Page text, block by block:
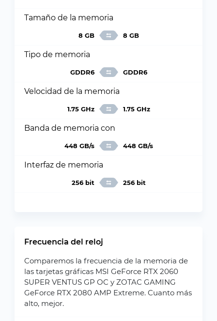
Tamaño de la memoria
8 GB 8 GB
Tipo de memoria
GDDR6 GDDR6
Velocidad de la memoria
1.75 GHz 1.75 GHz
Banda de memoria con
448 GB/s 448 GB/s
Interfaz de memoria
256 bit 256 bit
Frecuencia del reloj
Comparemos la frecuencia de la memoria de
las tarjetas gráficas MSI GeForce RTX 2060
SUPER VENTUS GP OC y ZOTAC GAMING
GeForce RTX 2080 AMP Extreme. Cuanto más
alto, mejor.